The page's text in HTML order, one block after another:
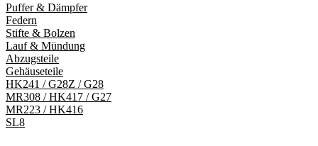
Puffer & Dämpfer
Federn
Stifte & Bolzen
Lauf & Mündung
Abzugsteile
Gehäuseteile
HK241 / G28Z / G28
MR308 / HK417 / G27
MR223 / HK416
SL8